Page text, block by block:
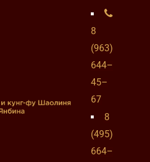
8
(963)
644–
45–
67
8
(495)
664–